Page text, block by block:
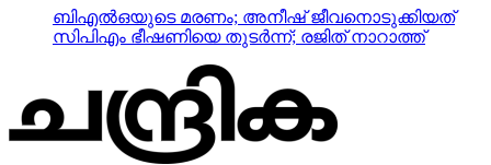
ബിഎല്‍ഒയുടെ മരണം; അനീഷ് ജീവനൊടുക്കിയത്
സിപിഎം ഭീഷണിയെ തുടര്‍ന്ന്; രജിത് നാറാത്ത്